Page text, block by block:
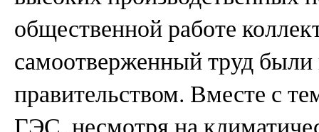
общественной работе
самоотверженный труд
правительством. Вместе с